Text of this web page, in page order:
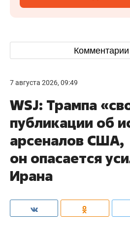
Комментарии
7 августа 2026, 09:49
WSJ: Трампа
публикации об
арсеналов США,
он опасается
Ирана